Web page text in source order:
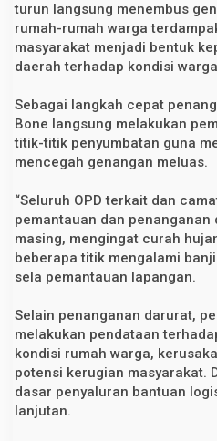
turun langsung menembus
rumah-rumah warga
masyarakat menjadi bentuk
daerah terhadap kondisi
Sebagai langkah cepat
Bone langsung melakukan
titik-titik penyumbatan guna
mencegah genangan meluas.
“Seluruh OPD terkait dan
pemantauan dan penanganan
masing, mengingat curah
beberapa titik mengalami
sela pemantauan lapangan.
Selain penanganan darurat,
melakukan pendataan
kondisi rumah warga,
potensi kerugian masyarakat.
dasar penyaluran bantuan
lanjutan.